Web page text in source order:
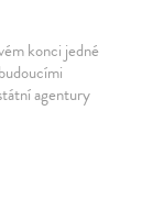
konci jedné
agentury